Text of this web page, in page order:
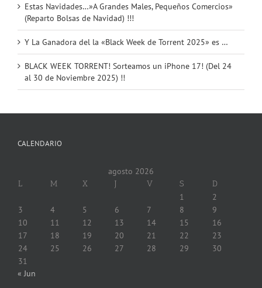
Estas Navidades…»A Grandes Males, Pequeños Comercios»
(Reparto Bolsas de Navidad) !!!
Y La Ganadora del la «Black Week de Torrent 2025» es …
BLACK WEEK TORRENT! Sorteamos un iPhone 17! (Del 24
al 30 de Noviembre 2025) !!
CALENDARIO
agosto 2026
L M X J V S D
1
2
3
4 5 6 7 8
9
10
11 12 13 14 15
16
17
18 19 20 21 22
23
24
25 26 27 28 29
30
31
« Jun